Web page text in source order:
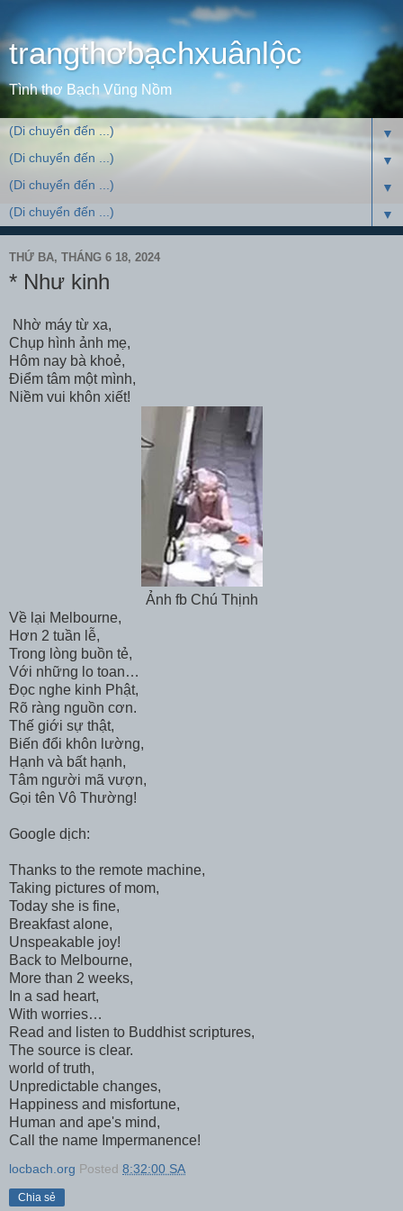
trangthơbạchxuânlộc
Tình thơ Bạch Vũng Nồm
▼
▼
▼
▼
THỨ BA, THÁNG 6 18, 2024
* Như kinh
Nhờ máy từ xa,
Chụp hình ảnh mẹ,
Hôm nay bà khoẻ,
Điểm tâm một mình,
Niềm vui khôn xiết!
Ảnh fb Chú Thịnh
Về lại Melbourne,
Hơn 2 tuần lễ,
Trong lòng buồn tẻ,
Với những lo toan…
Đọc nghe kinh Phật,
Rõ ràng nguồn cơn.
Thế giới sự thật,
Biến đổi khôn lường,
Hạnh và bất hạnh,
Tâm người mã vượn,
Gọi tên Vô Thường!
Google dịch:
Thanks to the remote machine,
Taking pictures of mom,
Today she is fine,
Breakfast alone,
Unspeakable joy!
Back to Melbourne,
More than 2 weeks,
In a sad heart,
With worries…
Read and listen to Buddhist scriptures,
The source is clear.
world of truth,
Unpredictable changes,
Happiness and misfortune,
Human and ape's mind,
Call the name Impermanence!
locbach.org Posted 8:32:00 SA
Chia sẻ